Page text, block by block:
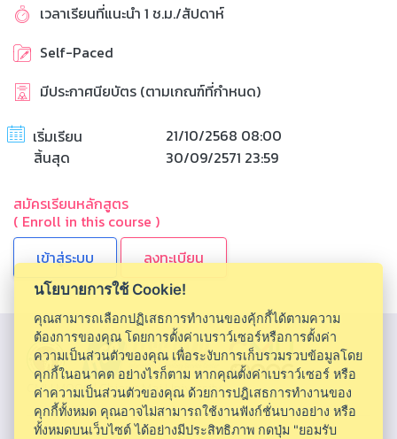
เวลาเรียนที่แนะนำ 1 ช.ม./สัปดาห์
Self-Paced
มีประกาศนียบัตร (ตามเกณฑ์ที่กำหนด)
เริ่มเรียน
21/10/2568 08:00
สิ้นสุด
30/09/2571 23:59
สมัครเรียนหลักสูตร
( Enroll in this course )
ลงทะเบียน
CMU MOOC |Chiang Mai University
นโยบายการใช้ Cookie!
คุณสามารถเลือกปฏิเสธการทำงานของคุ้กกี้ได้ตามความ
ต้องการของคุณ โดยการตั้งค่าเบราว์เซอร์หรือการตั้งค่า
ความเป็นส่วนตัวของคุณ เพื่อระงับการเก็บรวมรวบข้อมูลโดย
คุกกี้ในอนาคต อย่างไรก็ตาม หากคุณตั้งค่าเบราว์เซอร์ หรือ
ค่าความเป็นส่วนตัวของคุณ ด้วยการปฎิเสธการทำงานของ
คุกกี้ทั้งหมด คุณอาจไม่สามารถใช้งานฟังก์ชั่นบางอย่าง หรือ
ทั้งหมดบนเว็บไซต์ ได้อย่างมีประสิทธิภาพ กดปุ่ม "ยอมรับ